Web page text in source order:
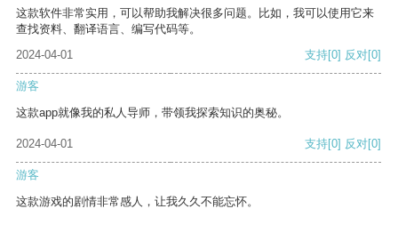
这款软件非常实用，可以帮助我解决很多问题。比如，我可以使用它来
查找资料、翻译语言、编写代码等。
2024-04-01
支持[0] 反对[0]
游客
这款app就像我的私人导师，带领我探索知识的奥秘。
2024-04-01 支持[0] 反对[0]
游客
这款游戏的剧情非常感人，让我久久不能忘怀。